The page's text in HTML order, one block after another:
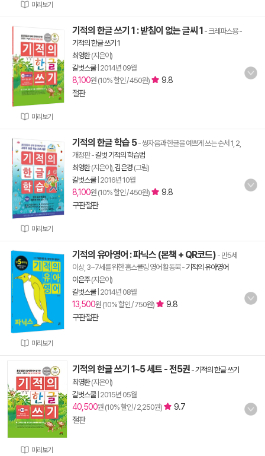
미리보기
미리보기
기적의 한글 쓰기 1 : 받침이 없는 글씨 1 - 크레파스용-
기적의 한글 쓰기 1
최영환(지은이)
길벗스쿨| 2014년 09월
8,100원 (10% 할인 / 450원)
9.8
절판
미리보기
기적의 한글 학습 5- 쌍자음과 한글을 예쁘게 쓰는 순서 1, 2,
개정판-길벗 기적의 학습법
최영환(지은이), 김은경 (그림)
길벗스쿨| 2016년 10월
8,100원 (10% 할인 / 450원)
9.8
구판절판
미리보기
기적의 유아영어 : 파닉스 (본책 + QR코드) - 만5세
이상, 3~7세를 위한 홈스쿨링 영어 활동북-기적의 유아영어
이은주(지은이)
길벗스쿨| 2014년 08월
13,500원 (10% 할인 / 750원)
9.8
구판절판
미리보기
기적의 한글 쓰기 1~5 세트 - 전5권 -기적의 한글 쓰기
최영환(지은이)
길벗스쿨| 2015년 05월
40,500원 (10% 할인 / 2,250원)
9.7
절판